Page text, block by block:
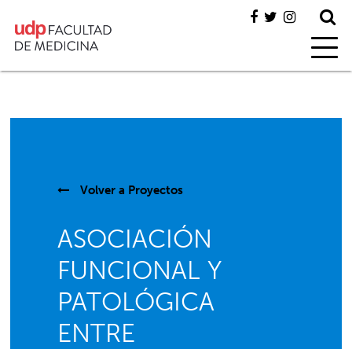
Volver a Proyectos
ASOCIACIÓN
FUNCIONAL Y
PATOLÓGICA
ENTRE